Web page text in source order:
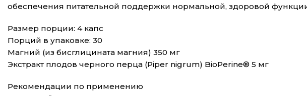
обеспечения питательной поддержки нормальной, здоровой
Размер порции: 4 капс
Порций в упаковке: 30
Магний (из бисглицината магния) 350 мг
Экстракт плодов черного перца (Piper nigrum) BioPerine® 5 мг
Рекомендации по применению